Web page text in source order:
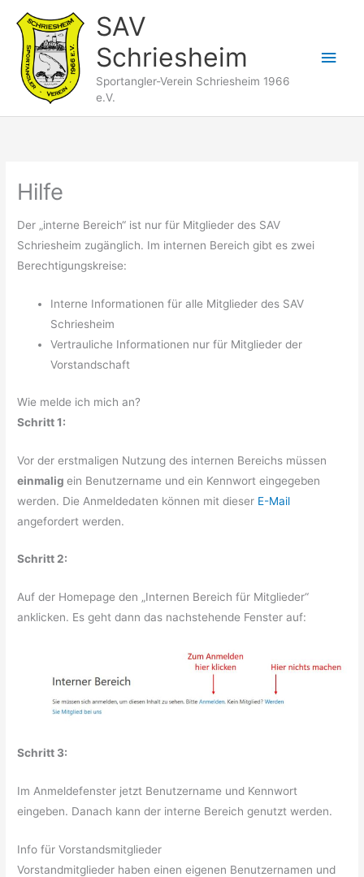
Inhalt
springen
SAV
Schriesheim
Sportangler-Verein Schriesheim 1966
e.V.
Hilfe
Der „interne Bereich“ ist nur für Mitglieder des SAV
Schriesheim zugänglich. Im internen Bereich gibt es zwei
Berechtigungskreise:
Interne Informationen für alle Mitglieder des SAV
Schriesheim
Vertrauliche Informationen nur für Mitglieder der
Vorstandschaft
Wie melde ich mich an?
Schritt 1:
Vor der erstmaligen Nutzung des internen Bereichs müssen
einmaligein Benutzername und ein Kennwort eingegeben
werden. Die Anmeldedaten können mit dieser E-Mail
angefordert werden.
Schritt 2:
Auf der Homepage den „Internen Bereich für Mitglieder“
anklicken. Es geht dann das nachstehende Fenster auf:
Schritt 3:
Im Anmeldefenster jetzt Benutzername und Kennwort
eingeben. Danach kann der interne Bereich genutzt werden.
Info für Vorstandsmitglieder
Vorstandmitglieder haben einen eigenen Benutzernamen und